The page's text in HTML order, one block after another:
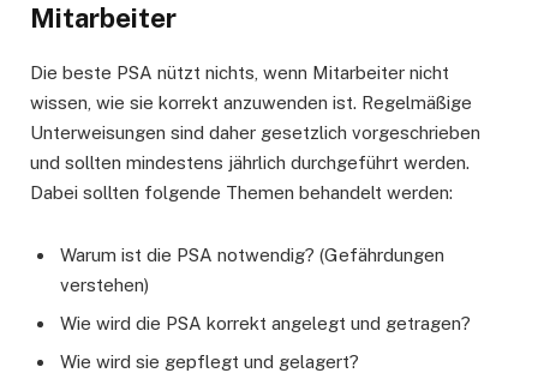
Mitarbeiter
Die beste PSA nützt nichts, wenn Mitarbeiter nicht
wissen, wie sie korrekt anzuwenden ist. Regelmäßige
Unterweisungen sind daher gesetzlich vorgeschrieben
und sollten mindestens jährlich durchgeführt werden.
Dabei sollten folgende Themen behandelt werden:
Warum ist die PSA notwendig? (Gefährdungen
verstehen)
Wie wird die PSA korrekt angelegt und getragen?
Wie wird sie gepflegt und gelagert?